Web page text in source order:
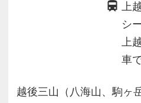
上
シ
上
車
越後三山（八海山、駒ヶ